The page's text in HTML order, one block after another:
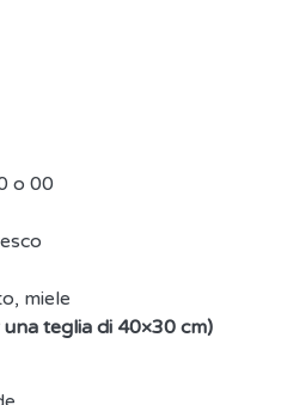
o 00
miele
teglia di 40×30 cm)